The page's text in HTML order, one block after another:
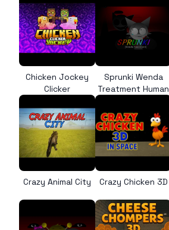
Chicken Jockey
Clicker
Sprunki Wenda
Treatment Human
Crazy Animal City Crazy Chicken 3D